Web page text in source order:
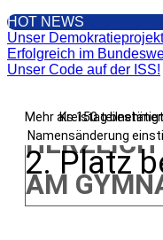
HOT NEWS
Unser
Erfolgreich im
Unser Code auf der ISS!
AM
Kreistag bestätigt
Namensänderung
Mehr als 150
2. Platz